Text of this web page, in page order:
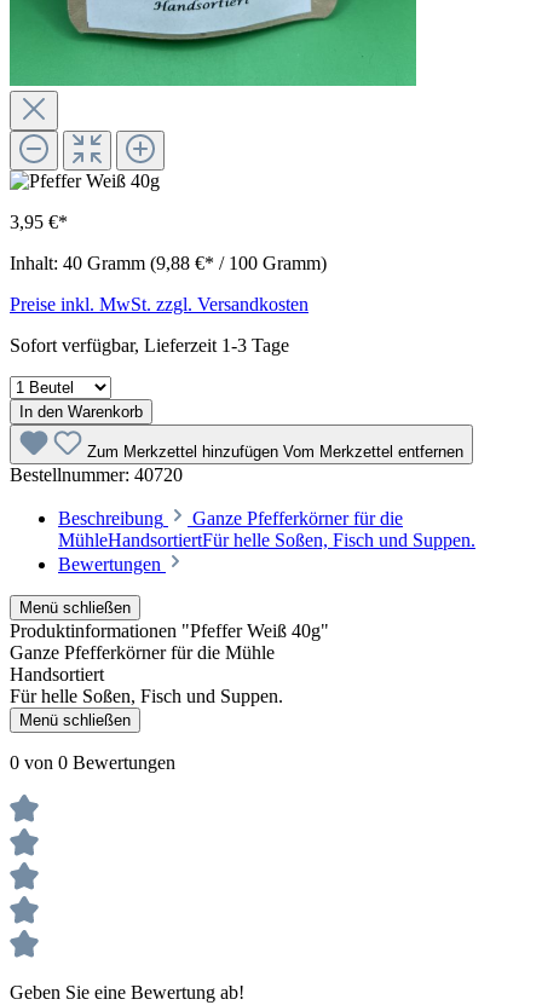
3,95 €*
Inhalt: 40 Gramm (9,88 €* / 100 Gramm)
Preise inkl. MwSt. zzgl. Versandkosten
Sofort verfügbar, Lieferzeit 1-3 Tage
In den Warenkorb
Zum Merkzettel hinzufügen Vom Merkzettel entfernen
Bestellnummer: 40720
Beschreibung
Ganze Pfefferkörner für die
MühleHandsortiertFür helle Soßen, Fisch und Suppen.
Bewertungen
Menü schließen
Produktinformationen "Pfeffer Weiß 40g"
Ganze Pfefferkörner für die Mühle
Handsortiert
Für helle Soßen, Fisch und Suppen.
Menü schließen
0 von 0 Bewertungen
Geben Sie eine Bewertung ab!